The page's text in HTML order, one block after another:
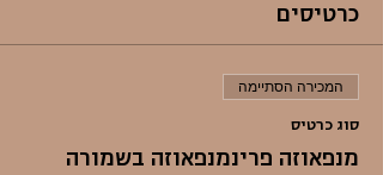
כרטיסים
המכירה הסתיימה
סוג כרטיס
מנפאוזה פרינמנפאוזה בשמורה